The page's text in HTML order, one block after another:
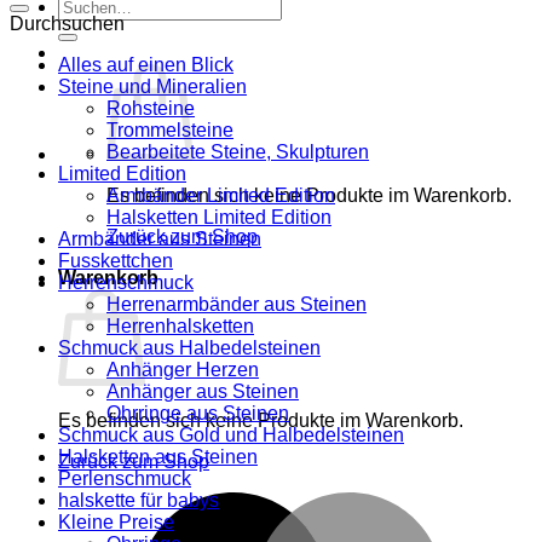
Suche
nach:
Es befinden sich keine Produkte im Warenkorb.
Zurück zum Shop
Warenkorb
Es befinden sich keine Produkte im Warenkorb.
Zurück zum Shop
Durchsuchen
Alles auf einen Blick
Steine und Mineralien
Rohsteine
Trommelsteine
Bearbeitete Steine, Skulpturen
Limited Edition
Armbänder Limited Edition
Halsketten Limited Edition
Armbänder aus Steinen
Fusskettchen
Herrenschmuck
Herrenarmbänder aus Steinen
Herrenhalsketten
Schmuck aus Halbedelsteinen
Anhänger Herzen
Anhänger aus Steinen
Ohrringe aus Steinen
Schmuck aus Gold und Halbedelsteinen
Halsketten aus Steinen
Perlenschmuck
halskette für babys
Kleine Preise